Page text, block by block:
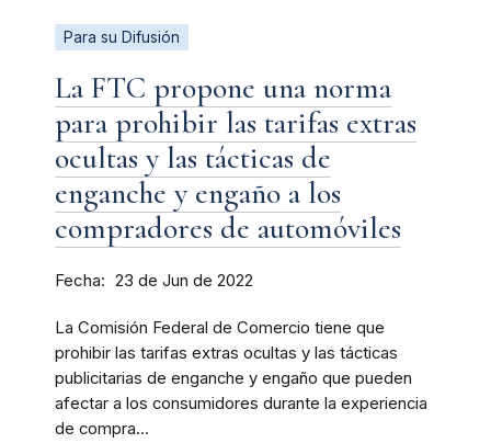
Para su Difusión
La FTC propone una norma
para prohibir las tarifas extras
ocultas y las tácticas de
enganche y engaño a los
compradores de automóviles
Fecha 23 de Jun de 2022
La Comisión Federal de Comercio tiene que
prohibir las tarifas extras ocultas y las tácticas
publicitarias de enganche y engaño que pueden
afectar a los consumidores durante la experiencia
de compra...